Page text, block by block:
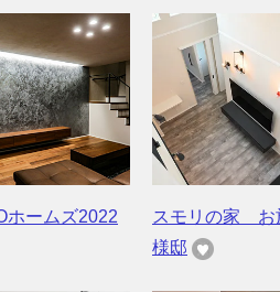
ホームズ2022
スモリの家 お
様邸